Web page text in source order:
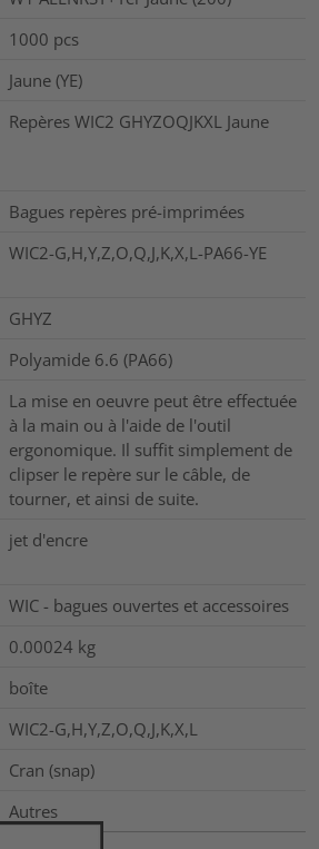
1000 pcs
Jaune (YE)
Repères WIC2 GHYZOQJKXL Jaune
Bagues repères pré-imprimées
WIC2-G,H,Y,Z,O,Q,J,K,X,L-PA66-YE
GHYZ
Polyamide 6.6 (PA66)
La mise en oeuvre peut être effectuée
à la main ou à l'aide de l'outil
ergonomique. Il suffit simplement de
clipser le repère sur le câble, de
tourner, et ainsi de suite.
jet d'encre
WIC - bagues ouvertes et accessoires
0.00024 kg
boîte
WIC2-G,H,Y,Z,O,Q,J,K,X,L
Cran (snap)
Autres